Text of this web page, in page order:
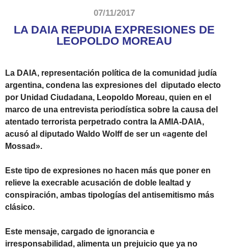
07/11/2017
LA DAIA REPUDIA EXPRESIONES DE
LEOPOLDO MOREAU
La DAIA, representación política de la comunidad judía
argentina, condena las expresiones del diputado electo
por Unidad Ciudadana, Leopoldo Moreau, quien en el
marco de una entrevista periodística sobre la causa del
atentado terrorista perpetrado contra la AMIA-DAIA,
acusó al diputado Waldo Wolff de ser un «agente del
Mossad».
Este tipo de expresiones no hacen más que poner en
relieve la execrable acusación de doble lealtad y
conspiración, ambas tipologías del antisemitismo más
clásico.
Este mensaje, cargado de ignorancia e
irresponsabilidad, alimenta un prejuicio que ya no